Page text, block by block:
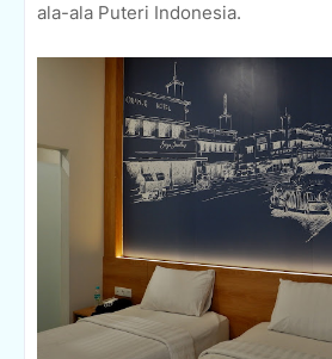
ala-ala Puteri Indonesia.